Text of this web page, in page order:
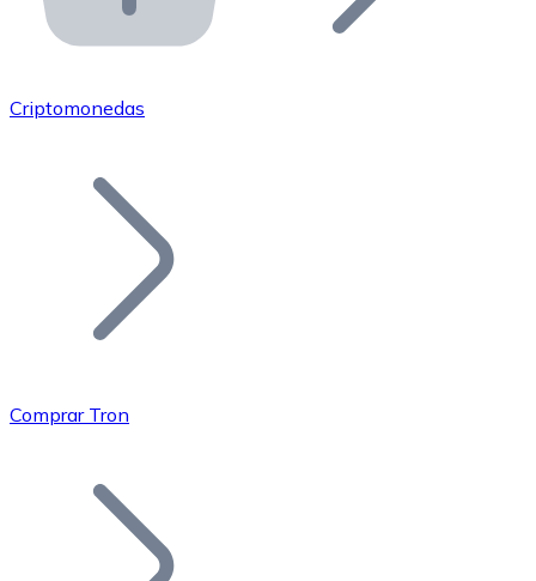
Integra nuestra API en tu ecosistema.
Únete a nuestra red de distribuidores.
Añade tu proyecto a nuestro ecosistema.
Bitcoin
Criptomonedas
Comprar Tron